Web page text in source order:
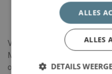
Van Wassenaer Wytema
Mediation is de handelsnaam
opgericht door Geertruid van
ALLES
ALLES
DETAILS